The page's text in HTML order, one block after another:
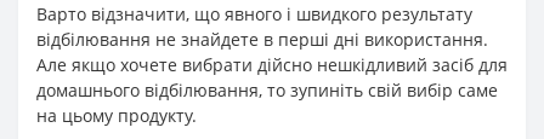
Варто відзначити, що явного і швидкого результату
відбілювання не знайдете в перші дні використання.
Але якщо хочете вибрати дійсно нешкідливий засіб для
домашнього відбілювання, то зупиніть свій вибір саме
на цьому продукту.